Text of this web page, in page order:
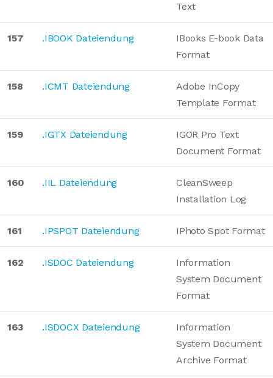
Text
157 .IBOOK Dateiendung
IBooks E-book Data
Format
158 .ICMT Dateiendung
Adobe InCopy
Template Format
159 .IGTX Dateiendung
IGOR Pro Text
Document Format
160 .IIL Dateiendung
CleanSweep
Installation Log
161 .IPSPOT Dateiendung IPhoto Spot Format
162 .ISDOC Dateiendung
Information
System Document
Format
163 .ISDOCX Dateiendung
Information
System Document
Archive Format